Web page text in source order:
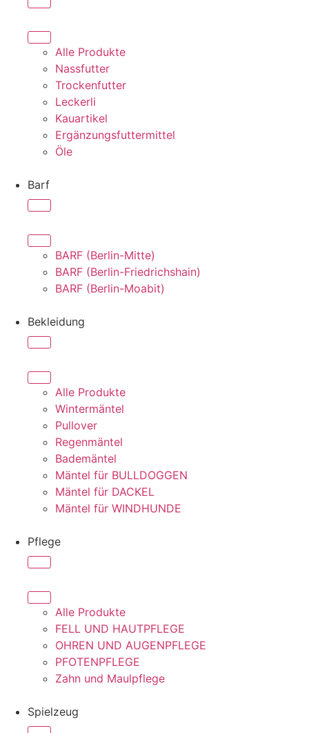
Alle Produkte
Nassfutter
Trockenfutter
Leckerli
Kauartikel
Ergänzungsfuttermittel
Öle
Barf
BARF (Berlin-Mitte)
BARF (Berlin-Friedrichshain)
BARF (Berlin-Moabit)
Bekleidung
Alle Produkte
Wintermäntel
Pullover
Regenmäntel
Bademäntel
Mäntel für BULLDOGGEN
Mäntel für DACKEL
Mäntel für WINDHUNDE
Pflege
Alle Produkte
FELL UND HAUTPFLEGE
OHREN UND AUGENPFLEGE
PFOTENPFLEGE
Zahn und Maulpflege
Spielzeug